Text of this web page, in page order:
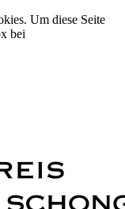
Um diese Seite
bei